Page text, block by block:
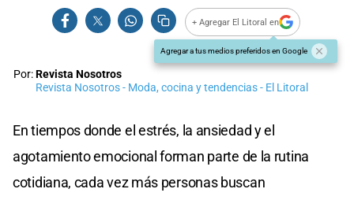
+ Agregar El Litoral en
Agregar a tus medios preferidos en Google
Por:Revista Nosotros
Revista Nosotros - Moda, cocina y tendencias - El Litoral
En tiempos donde el estrés, la ansiedad y el
agotamiento emocional forman parte de la rutina
cotidiana, cada vez más personas buscan